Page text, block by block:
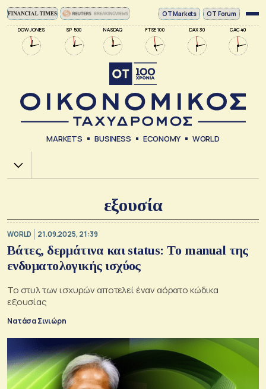
DOW JONES SP 500 NASDAQ FTSE 100 DAX 30 CAC 40
ΟΤ Markets OT Forum
MARKETS BUSINESS ECONOMY WORLD
Χ.Α.
εξουσία
WORLD 21.09.2025, 21:39
Βάτες, δερμάτινα και status: Tο manual της
ενδυματολογικής ισχύος
Το στυλ των ισχυρών αποτελεί έναν αόρατο κώδικα
εξουσίας
Νατάσα Σινιώρη